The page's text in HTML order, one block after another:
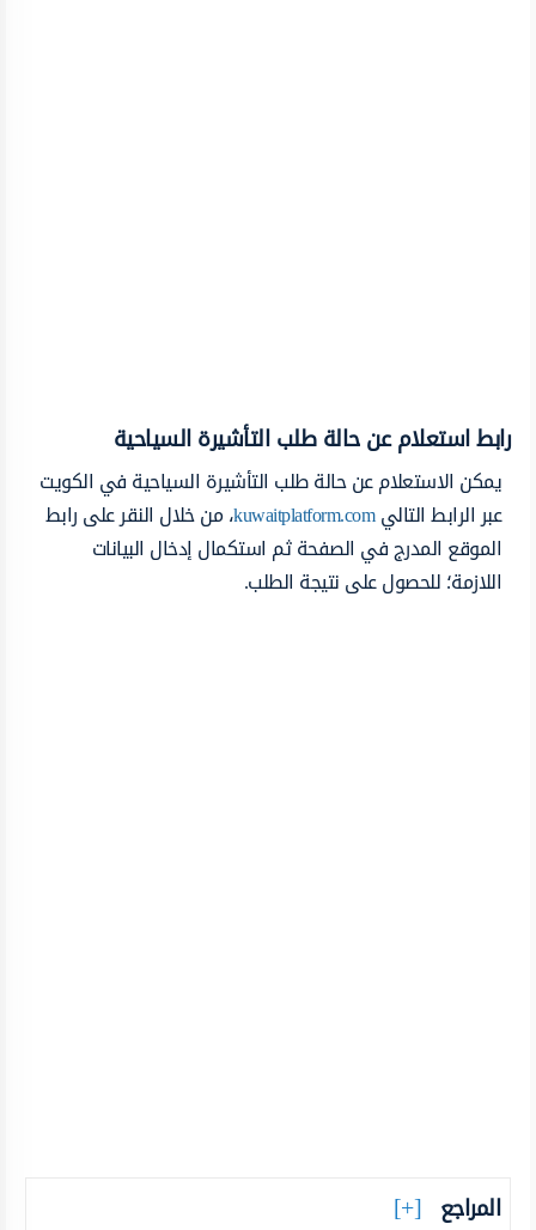
رابط استعلام عن حالة طلب التأشيرة السياحية
يمكن الاستعلام عن حالة طلب التأشيرة السياحية في الكويت
عبر الرابط التاليkuwaitplatform.com، من خلال النقر على رابط
الموقع المدرج في الصفحة ثم استكمال إدخال البيانات
اللازمة؛ للحصول على نتيجة الطلب.
المراجع